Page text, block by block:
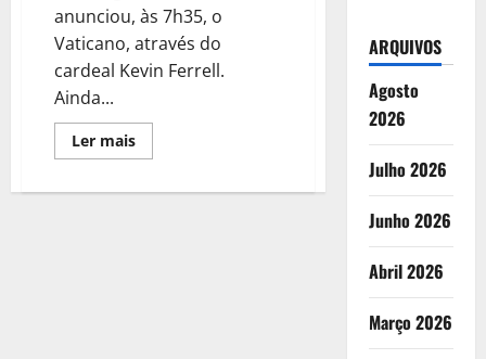
anunciou, às 7h35, o
Vaticano, através do
cardeal Kevin Ferrell.
Ainda...
Ler maisLeia
mais
o
ARQUIVOS
Agosto
2026
Julho 2026
Junho 2026
Abril 2026
Março 2026